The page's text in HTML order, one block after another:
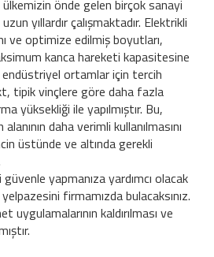
önde gelen birçok sanayi
yıllardır çalışmaktadır. Elektrikli
ve optimize edilmiş boyutları,
kanca hareketi kapasitesine
ortamlar için tercih
tipik vinçlere göre daha fazla
yüksekliği ile yapılmıştır. Bu,
daha verimli kullanılmasını
üstünde ve altında gerekli
yapmanıza yardımcı olacak
firmamızda bulacaksınız.
uygulamalarının kaldırılması ve